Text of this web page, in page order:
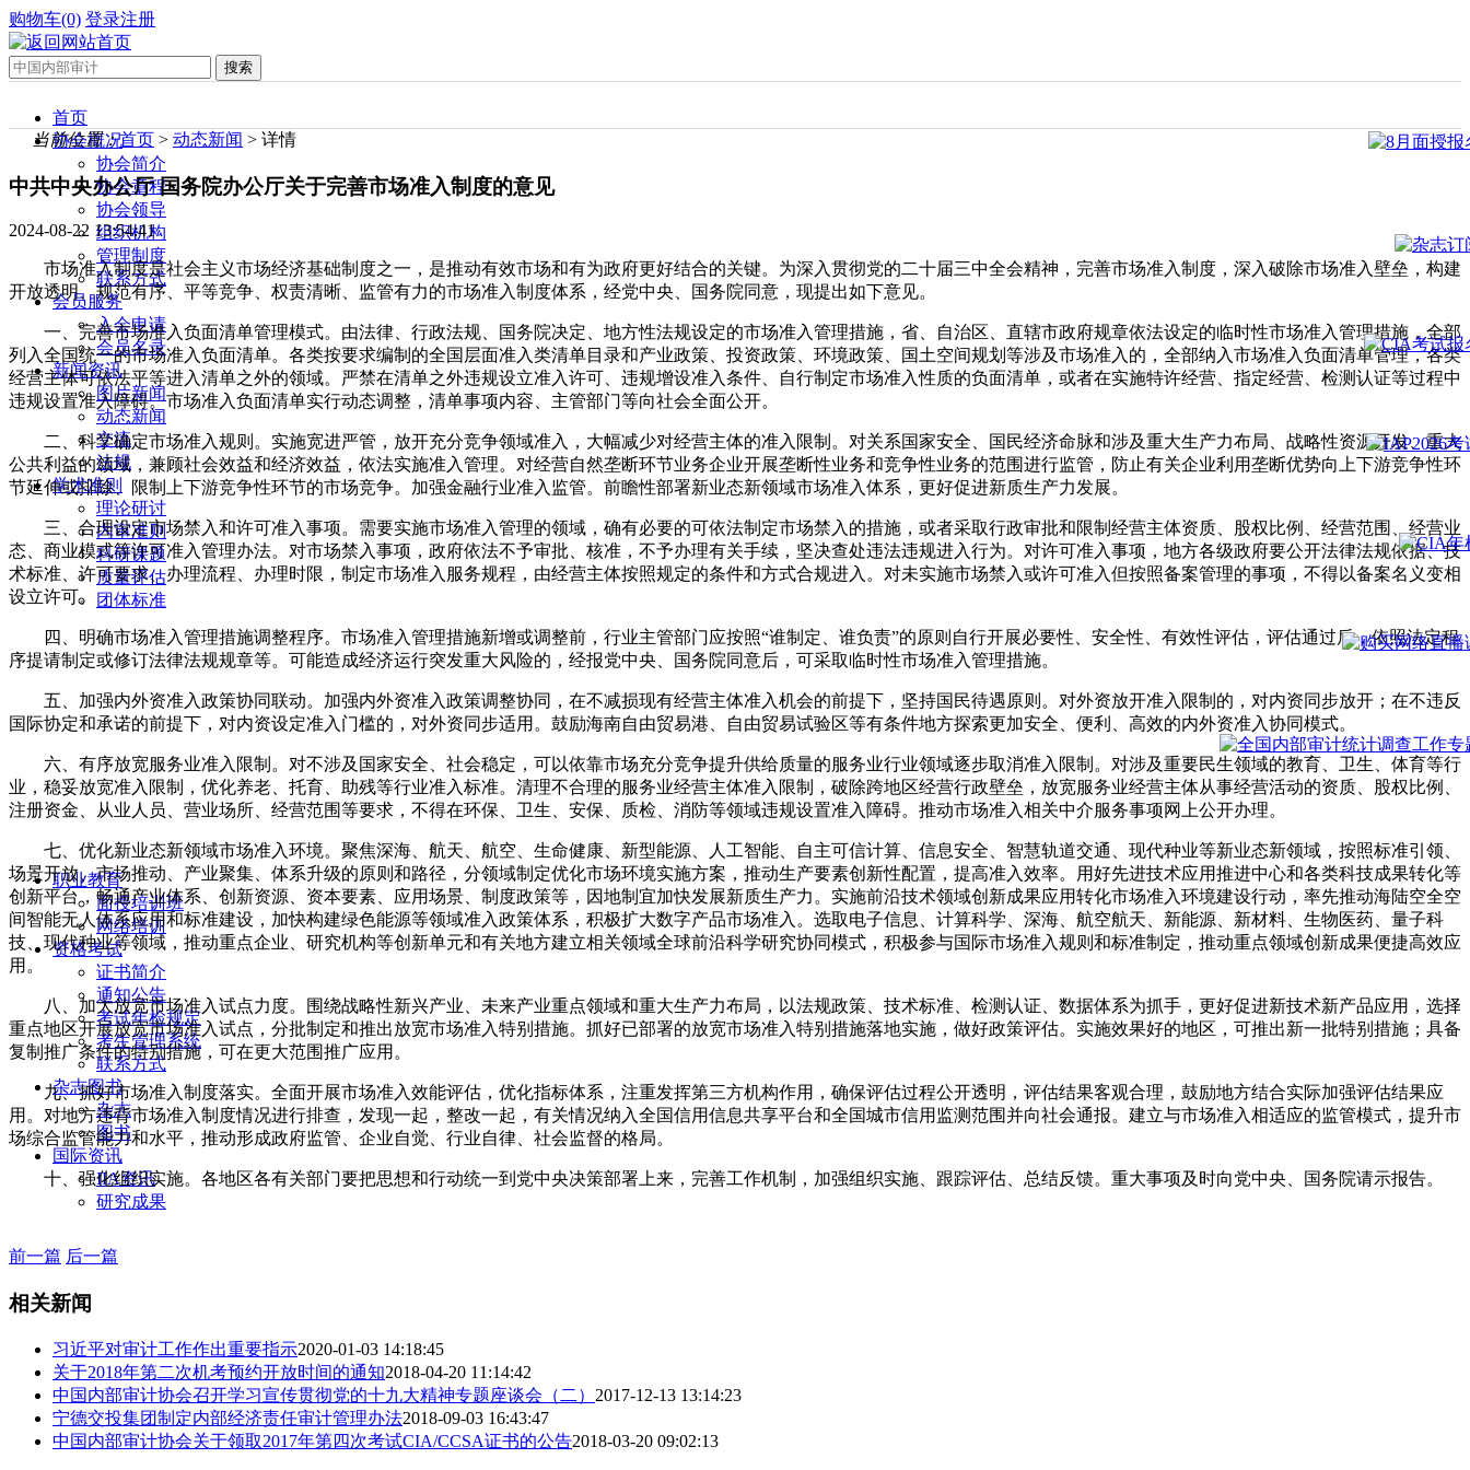
购物车(0) 登录注册
首页
协会概况
协会简介
协会章程
协会领导
组织机构
管理制度
联系方式
会员服务
入会申请
会员名录
新闻资讯
图片新闻
动态新闻
交流
法规
学术准则
理论研讨
内审准则
科研课题
质量评估
团体标准
职业教育
面授培训班
网络培训
资格考试
证书简介
通知公告
考试年检规定
考生管理系统
联系方式
杂志图书
杂志
图书
国际资讯
IIA资讯
研究成果
当前位置：首页 > 动态新闻 > 详情
中共中央办公厅 国务院办公厅关于完善市场准入制度的意见
2024-08-22 13:54:41
市场准入制度是社会主义市场经济基础制度之一，是推动有效市场和有为政府更好结合的关键。为深入贯彻党的二十届三中全会精神，完善市场准入制度，深入破除市场准入壁垒，构建
开放透明、规范有序、平等竞争、权责清晰、监管有力的市场准入制度体系，经党中央、国务院同意，现提出如下意见。
一、完善市场准入负面清单管理模式。由法律、行政法规、国务院决定、地方性法规设定的市场准入管理措施，省、自治区、直辖市政府规章依法设定的临时性市场准入管理措施，全部
列入全国统一的市场准入负面清单。各类按要求编制的全国层面准入类清单目录和产业政策、投资政策、环境政策、国土空间规划等涉及市场准入的，全部纳入市场准入负面清单管理，各类
经营主体可依法平等进入清单之外的领域。严禁在清单之外违规设立准入许可、违规增设准入条件、自行制定市场准入性质的负面清单，或者在实施特许经营、指定经营、检测认证等过程中
违规设置准入障碍。市场准入负面清单实行动态调整，清单事项内容、主管部门等向社会全面公开。
二、科学确定市场准入规则。实施宽进严管，放开充分竞争领域准入，大幅减少对经营主体的准入限制。对关系国家安全、国民经济命脉和涉及重大生产力布局、战略性资源开发、重大
公共利益的领域，兼顾社会效益和经济效益，依法实施准入管理。对经营自然垄断环节业务企业开展垄断性业务和竞争性业务的范围进行监管，防止有关企业利用垄断优势向上下游竞争性环
节延伸或排除、限制上下游竞争性环节的市场竞争。加强金融行业准入监管。前瞻性部署新业态新领域市场准入体系，更好促进新质生产力发展。
三、合理设定市场禁入和许可准入事项。需要实施市场准入管理的领域，确有必要的可依法制定市场禁入的措施，或者采取行政审批和限制经营主体资质、股权比例、经营范围、经营业
态、商业模式等许可准入管理办法。对市场禁入事项，政府依法不予审批、核准，不予办理有关手续，坚决查处违法违规进入行为。对许可准入事项，地方各级政府要公开法律法规依据、技
术标准、许可要求、办理流程、办理时限，制定市场准入服务规程，由经营主体按照规定的条件和方式合规进入。对未实施市场禁入或许可准入但按照备案管理的事项，不得以备案名义变相
设立许可。
四、明确市场准入管理措施调整程序。市场准入管理措施新增或调整前，行业主管部门应按照“谁制定、谁负责”的原则自行开展必要性、安全性、有效性评估，评估通过后，依照法定程
序提请制定或修订法律法规规章等。可能造成经济运行突发重大风险的，经报党中央、国务院同意后，可采取临时性市场准入管理措施。
五、加强内外资准入政策协同联动。加强内外资准入政策调整协同，在不减损现有经营主体准入机会的前提下，坚持国民待遇原则。对外资放开准入限制的，对内资同步放开；在不违反
国际协定和承诺的前提下，对内资设定准入门槛的，对外资同步适用。鼓励海南自由贸易港、自由贸易试验区等有条件地方探索更加安全、便利、高效的内外资准入协同模式。
六、有序放宽服务业准入限制。对不涉及国家安全、社会稳定，可以依靠市场充分竞争提升供给质量的服务业行业领域逐步取消准入限制。对涉及重要民生领域的教育、卫生、体育等行
业，稳妥放宽准入限制，优化养老、托育、助残等行业准入标准。清理不合理的服务业经营主体准入限制，破除跨地区经营行政壁垒，放宽服务业经营主体从事经营活动的资质、股权比例、
注册资金、从业人员、营业场所、经营范围等要求，不得在环保、卫生、安保、质检、消防等领域违规设置准入障碍。推动市场准入相关中介服务事项网上公开办理。
七、优化新业态新领域市场准入环境。聚焦深海、航天、航空、生命健康、新型能源、人工智能、自主可信计算、信息安全、智慧轨道交通、现代种业等新业态新领域，按照标准引领、
场景开放、市场推动、产业聚集、体系升级的原则和路径，分领域制定优化市场环境实施方案，推动生产要素创新性配置，提高准入效率。用好先进技术应用推进中心和各类科技成果转化等
创新平台，畅通产业体系、创新资源、资本要素、应用场景、制度政策等，因地制宜加快发展新质生产力。实施前沿技术领域创新成果应用转化市场准入环境建设行动，率先推动海陆空全空
间智能无人体系应用和标准建设，加快构建绿色能源等领域准入政策体系，积极扩大数字产品市场准入。选取电子信息、计算科学、深海、航空航天、新能源、新材料、生物医药、量子科
技、现代种业等领域，推动重点企业、研究机构等创新单元和有关地方建立相关领域全球前沿科学研究协同模式，积极参与国际市场准入规则和标准制定，推动重点领域创新成果便捷高效应
用。
八、加大放宽市场准入试点力度。围绕战略性新兴产业、未来产业重点领域和重大生产力布局，以法规政策、技术标准、检测认证、数据体系为抓手，更好促进新技术新产品应用，选择
重点地区开展放宽市场准入试点，分批制定和推出放宽市场准入特别措施。抓好已部署的放宽市场准入特别措施落地实施，做好政策评估。实施效果好的地区，可推出新一批特别措施；具备
复制推广条件的特别措施，可在更大范围推广应用。
九、抓好市场准入制度落实。全面开展市场准入效能评估，优化指标体系，注重发挥第三方机构作用，确保评估过程公开透明，评估结果客观合理，鼓励地方结合实际加强评估结果应
用。对地方违背市场准入制度情况进行排查，发现一起，整改一起，有关情况纳入全国信用信息共享平台和全国城市信用监测范围并向社会通报。建立与市场准入相适应的监管模式，提升市
场综合监管能力和水平，推动形成政府监管、企业自觉、行业自律、社会监督的格局。
十、强化组织实施。各地区各有关部门要把思想和行动统一到党中央决策部署上来，完善工作机制，加强组织实施、跟踪评估、总结反馈。重大事项及时向党中央、国务院请示报告。
前一篇 后一篇
相关新闻
习近平对审计工作作出重要指示2020-01-03 14:18:45
关于2018年第二次机考预约开放时间的通知2018-04-20 11:14:42
中国内部审计协会召开学习宣传贯彻党的十九大精神专题座谈会（二） 2017-12-13 13:14:23
宁德交投集团制定内部经济责任审计管理办法2018-09-03 16:43:47
中国内部审计协会关于领取2017年第四次考试CIA/CCSA证书的公告2018-03-20 09:02:13